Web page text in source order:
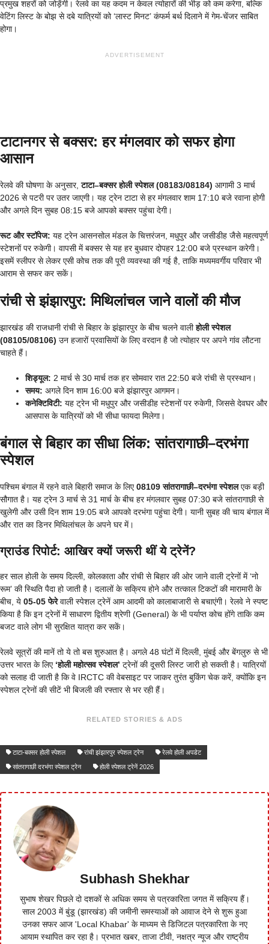
प्रमुख शहरों को जोड़ेंगी। रेलवे का यह कदम न केवल त्योहारों की भीड़ को कम करेगा, बल्कि
वेटिंग लिस्ट के बोझ से दबे यात्रियों को ‘लास्ट मिनट’ कंफर्म बर्थ दिलाने में गेम-चेंजर साबित
होगा।
ADVERTISEMENT
टाटानगर से बक्सर: हर मंगलवार को सफर होगा
आसान
रेलवे की घोषणा के अनुसार,टाटा–बक्सर होली स्पेशल (08183/08184) आगामी 3 मार्च
2026 से पटरी पर उतर जाएगी। यह ट्रेन टाटा से हर मंगलवार शाम 17:10 बजे रवाना होगी
और अगले दिन सुबह 08:15 बजे आपको बक्सर पहुंचा देगी।
रूट और स्टॉपेज: यह ट्रेन आसनसोल मंडल के चित्तरंजन, मधुपुर और जसीडीह जैसे महत्वपूर्ण
स्टेशनों पर रुकेगी। वापसी में बक्सर से यह हर बुधवार दोपहर 12:00 बजे प्रस्थान करेगी।
इसमें स्लीपर से लेकर एसी कोच तक की पूरी व्यवस्था की गई है, ताकि मध्यमवर्गीय परिवार भी
आराम से सफर कर सकें।
रांची से झंझारपुर: मिथिलांचल जाने वालों की मौज
झारखंड की राजधानी रांची से बिहार के झंझारपुर के बीच चलने वालीहोली स्पेशल
(08105/08106) उन हजारों प्रवासियों के लिए वरदान है जो त्योहार पर अपने गांव लौटना
चाहते हैं।
शिड्यूल: 2 मार्च से 30 मार्च तक हर सोमवार रात 22:50 बजे रांची से प्रस्थान।
समय: अगले दिन शाम 16:00 बजे झंझारपुर आगमन।
कनेक्टिविटी: यह ट्रेन भी मधुपुर और जसीडीह स्टेशनों पर रुकेगी, जिससे देवघर और
आसपास के यात्रियों को भी सीधा फायदा मिलेगा।
बंगाल से बिहार का सीधा लिंक: सांतरागाछी–दरभंगा
स्पेशल
पश्चिम बंगाल में रहने वाले बिहारी समाज के लिए08109 सांतरागाछी–दरभंगा स्पेशलएक बड़ी
सौगात है। यह ट्रेन 3 मार्च से 31 मार्च के बीच हर मंगलवार सुबह 07:30 बजे सांतरागाछी से
खुलेगी और उसी दिन शाम 19:05 बजे आपको दरभंगा पहुंचा देगी। यानी सुबह की चाय बंगाल में
और रात का डिनर मिथिलांचल के अपने घर में।
ग्राउंड रिपोर्ट: आखिर क्यों जरूरी थीं ये ट्रेनें?
हर साल होली के समय दिल्ली, कोलकाता और रांची से बिहार की ओर जाने वाली ट्रेनों में ‘नो
रूम’ की स्थिति पैदा हो जाती है। दलालों के सक्रिय होने और तत्काल टिकटों की मारामारी के
बीच, ये 05-05 फेरेवाली स्पेशल ट्रेनें आम आदमी को कालाबाजारी से बचाएंगी। रेलवे ने स्पष्ट
किया है कि इन ट्रेनों में साधारण द्वितीय श्रेणी (General) के भी पर्याप्त कोच होंगे ताकि कम
बजट वाले लोग भी सुरक्षित यात्रा कर सकें।
रेलवे सूत्रों की मानें तो ये तो बस शुरुआत है। अगले 48 घंटों में दिल्ली, मुंबई और बेंगलुरु से भी
उत्तर भारत के लिए ‘होली महोत्सव स्पेशल’ ट्रेनों की दूसरी लिस्ट जारी हो सकती है। यात्रियों
को सलाह दी जाती है कि वे IRCTC की वेबसाइट पर जाकर तुरंत बुकिंग चेक करें, क्योंकि इन
स्पेशल ट्रेनों की सीटें भी बिजली की रफ्तार से भर रही हैं।
RELATED STORIES & ADS
टाटा-बक्सर होली स्पेशल रांची झंझारपुर स्पेशल ट्रेन
रेलवे होली अपडेट
सांतरागाछी दरभंगा स्पेशल ट्रेन
होली स्पेशल ट्रेनें 2026
Subhash Shekhar
सुभाष शेखर पिछले दो दशकों से अधिक समय से पत्रकारिता जगत में सक्रिय हैं।
साल 2003 में बुंडू (झारखंड) की जमीनी समस्याओं को आवाज देने से शुरू हुआ
उनका सफर आज 'Local Khabar' के माध्यम से डिजिटल पत्रकारिता के नए
आयाम स्थापित कर रहा है। प्रभात खबर, ताजा टीवी, नक्षत्र न्यूज और राष्ट्रीय